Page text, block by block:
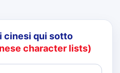
cinesi qui sotto
character lists)